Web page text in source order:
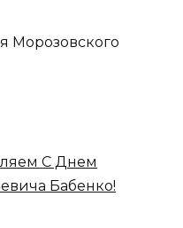
Морозовского
С Днем
Бабенко!